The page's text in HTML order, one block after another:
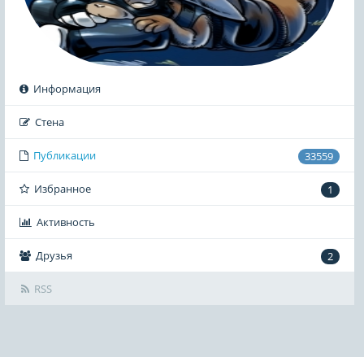
Информация
Стена
Публикации 33559
Избранное 1
Активность
Друзья 2
RSS